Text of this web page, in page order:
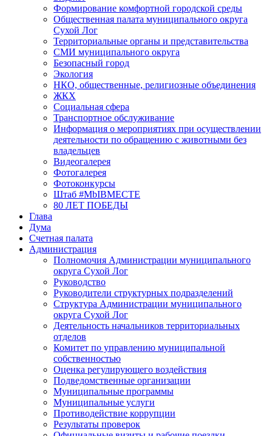
Формирование комфортной городской среды
Общественная палата муниципального округа
Сухой Лог
Территориальные органы и представительства
СМИ муниципального округа
Безопасный город
Экология
НКО, общественные, религиозные объединения
ЖКХ
Социальная сфера
Транспортное обслуживание
Информация о мероприятиях при осуществлении
деятельности по обращению с животными без
владельцев
Видеогалерея
Фотогалерея
Фотоконкурсы
Штаб #MbIBMECTE
80 ЛЕТ ПОБЕДЫ
Глава
Дума
Счетная палата
Администрация
Полномочия Администрации муниципального
округа Сухой Лог
Руководство
Руководители структурных подразделений
Структура Администрации муниципального
округа Сухой Лог
Деятельность начальников территориальных
отделов
Комитет по управлению муниципальной
собственностью
Оценка регулирующего воздействия
Подведомственные организации
Муниципальные программы
Муниципальные услуги
Противодействие коррупции
Результаты проверок